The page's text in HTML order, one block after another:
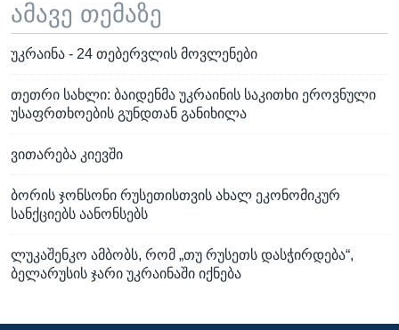
ამავე თემაზე
უკრაინა - 24 თებერვლის მოვლენები
თეთრი სახლი: ბაიდენმა უკრაინის საკითხი ეროვნული
უსაფრთხოების გუნდთან განიხილა
ვითარება კიევში
ბორის ჯონსონი რუსეთისთვის ახალ ეკონომიკურ
სანქციებს აანონსებს
ლუკაშენკო ამბობს, რომ „თუ რუსეთს დასჭირდება“,
ბელარუსის ჯარი უკრაინაში იქნება